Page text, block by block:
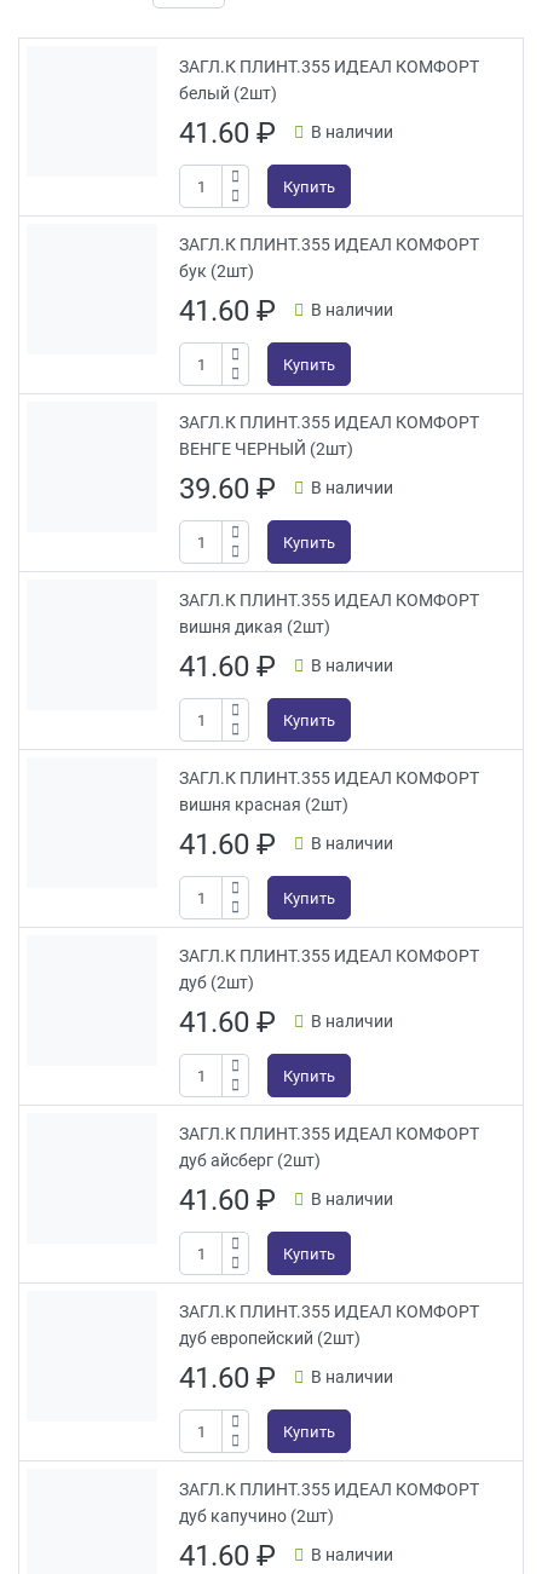
ЗАГЛ.К ПЛИНТ.355 ИДЕАЛ КОМФОРТ
белый (2шт)
41.60₽ В наличии
Купить
ЗАГЛ.К ПЛИНТ.355 ИДЕАЛ КОМФОРТ
бук (2шт)
41.60₽ В наличии
Купить
ЗАГЛ.К ПЛИНТ.355 ИДЕАЛ КОМФОРТ
ВЕНГЕ ЧЕРНЫЙ (2шт)
39.60₽ В наличии
Купить
ЗАГЛ.К ПЛИНТ.355 ИДЕАЛ КОМФОРТ
вишня дикая (2шт)
41.60₽ В наличии
Купить
ЗАГЛ.К ПЛИНТ.355 ИДЕАЛ КОМФОРТ
вишня красная (2шт)
41.60₽ В наличии
Купить
ЗАГЛ.К ПЛИНТ.355 ИДЕАЛ КОМФОРТ
дуб (2шт)
41.60₽ В наличии
Купить
ЗАГЛ.К ПЛИНТ.355 ИДЕАЛ КОМФОРТ
дуб айсберг (2шт)
41.60₽ В наличии
Купить
ЗАГЛ.К ПЛИНТ.355 ИДЕАЛ КОМФОРТ
дуб европейский (2шт)
41.60₽ В наличии
Купить
ЗАГЛ.К ПЛИНТ.355 ИДЕАЛ КОМФОРТ
дуб капучино (2шт)
41.60₽ В наличии